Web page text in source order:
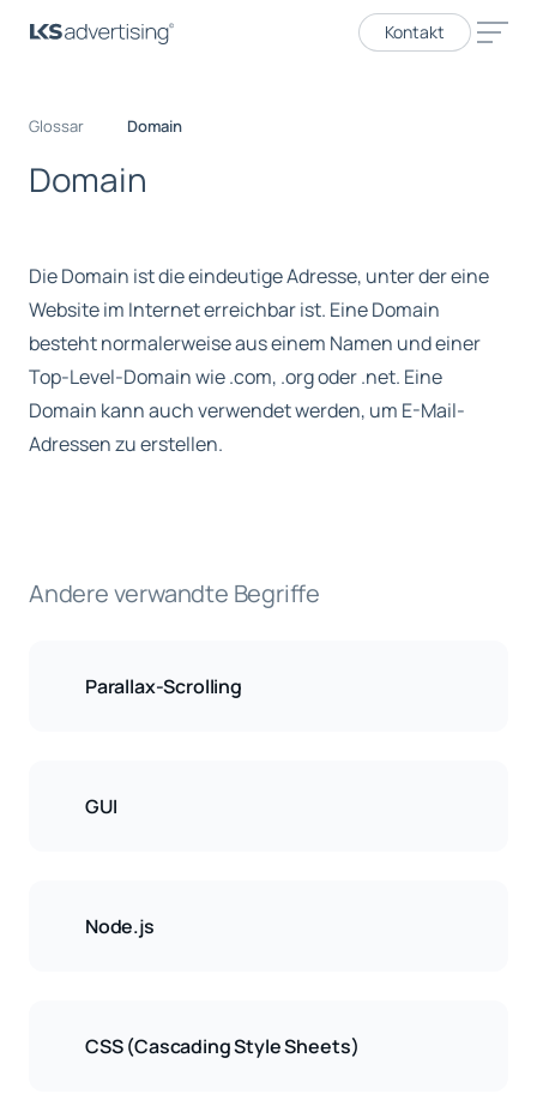
Kontakt
Glossar Domain
Domain
Die Domain ist die eindeutige Adresse, unter der eine
Website im Internet erreichbar ist. Eine Domain
besteht normalerweise aus einem Namen und einer
Top-Level-Domain wie .com, .org oder .net. Eine
Domain kann auch verwendet werden, um E-Mail-
Adressen zu erstellen.
Andere verwandte Begriffe
Parallax-Scrolling
GUI
Node.js
CSS (Cascading Style Sheets)